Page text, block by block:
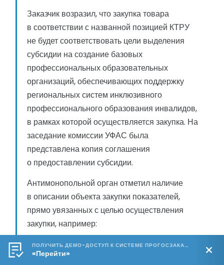
Заказчик возразил, что закупка товара
в соответствии с названной позицией КТРУ
не будет соответствовать цели выделения
субсидии на создание базовых
профессиональных образовательных
организаций, обеспечивающих поддержку
региональных систем инклюзивного
профессионального образования инвалидов,
в рамках которой осуществляется закупка. На
заседание комиссии УФАС была
представлена копия соглашения
о предоставлении субсидии.
Антимонопольной орган отметил наличие
в описании объекта закупки показателей,
прямо увязанных с целью осуществления
закупки, например:
«Встроенная индукционная система для
слабослышащих» со значением
ПОЛУЧИТЬ ДЕМО-ДОСТУП К СИСТЕМЕ ПРОГОСЗАКАЗ.РФ 🔥
«Перейти»